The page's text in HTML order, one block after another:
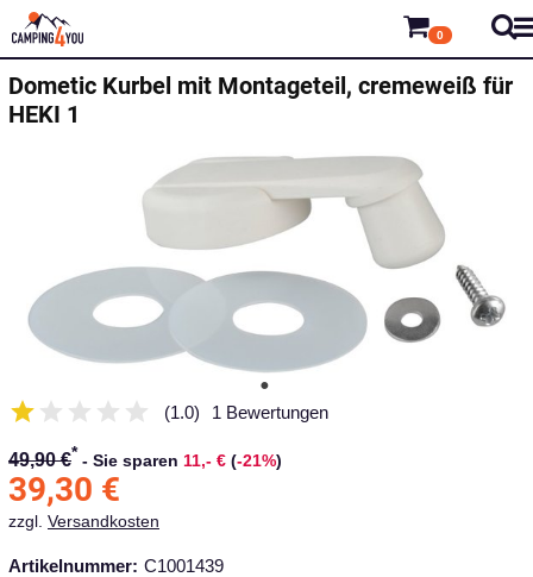
0
Dometic Kurbel mit Montageteil, cremeweiß für
HEKI 1
(1.0) 1 Bewertungen
49,90 €* - Sie sparen 11,- € (-21%)
39,30 €
zzgl. Versandkosten
Artikelnummer: C1001439